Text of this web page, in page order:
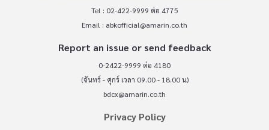
Tel : 02-422-9999 ต่อ 4775
Email : abkofficial@amarin.co.th
Report an issue or send feedback
0-2422-9999 ต่อ 4180
(จันทร์ - ศุกร์ เวลา 09.00 - 18.00 น)
bdcx@amarin.co.th
Privacy Policy